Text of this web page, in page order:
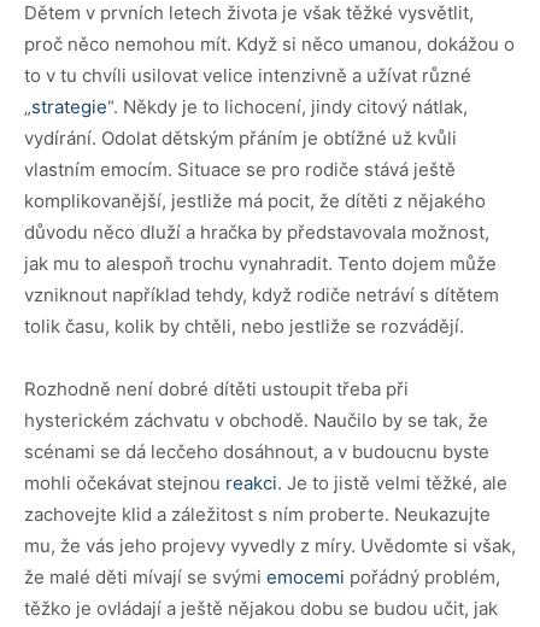
Dětem v prvních letech života je však těžké vysvětlit,
proč něco nemohou mít. Když si něco umanou, dokážou o
to v tu chvíli usilovat velice intenzivně a užívat různé
„strategie“. Někdy je to lichocení, jindy citový nátlak,
vydírání. Odolat dětským přáním je obtížné už kvůli
vlastním emocím. Situace se pro rodiče stává ještě
komplikovanější, jestliže má pocit, že dítěti z nějakého
důvodu něco dluží a hračka by představovala možnost,
jak mu to alespoň trochu vynahradit. Tento dojem může
vzniknout například tehdy, když rodiče netráví s dítětem
tolik času, kolik by chtěli, nebo jestliže se rozvádějí.
Rozhodně není dobré dítěti ustoupit třeba při
hysterickém záchvatu v obchodě. Naučilo by se tak, že
scénami se dá lecčeho dosáhnout, a v budoucnu byste
mohli očekávat stejnou reakci. Je to jistě velmi těžké, ale
zachovejte klid a záležitost s ním proberte. Neukazujte
mu, že vás jeho projevy vyvedly z míry. Uvědomte si však,
že malé děti mívají se svými emocemi pořádný problém,
těžko je ovládají a ještě nějakou dobu se budou učit, jak